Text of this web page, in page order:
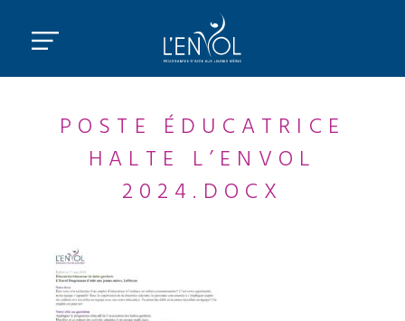
POSTE ÉDUCATRICE
HALTE L’ENVOL
2024.DOCX